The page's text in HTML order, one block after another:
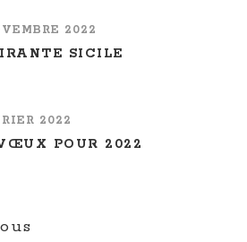
2022
SICILE
2022
POUR 2022